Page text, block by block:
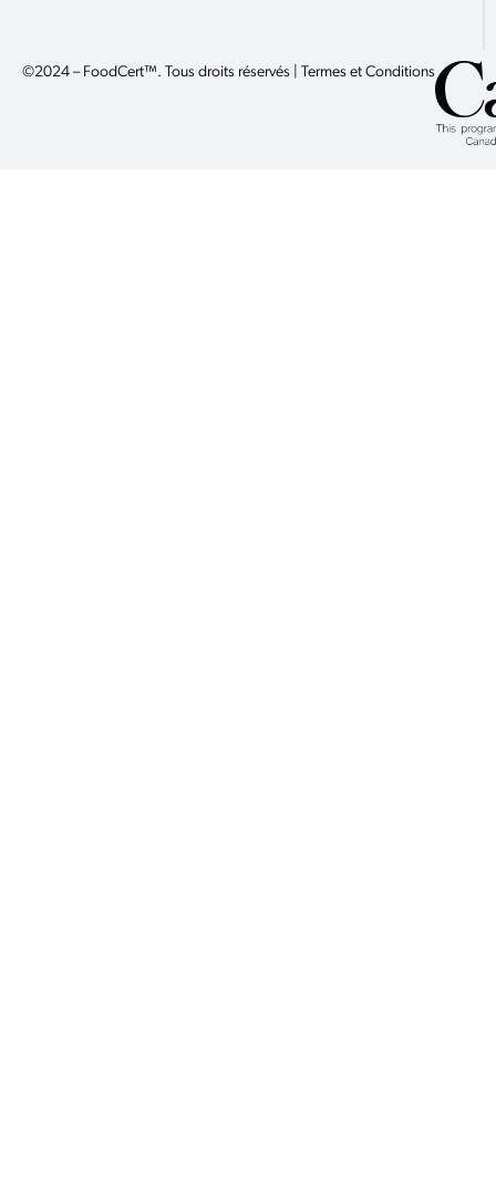
©2024 – FoodCert™. Tous droits réservés | Termes et Conditions